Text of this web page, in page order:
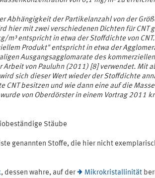
Abhängigkeit der Partikelanzahl von der
hier mit zwei verschiedenen Dichten für CNT
m³ entspricht in etwa der Stoffdichte von
Produkt" entspricht in etwa der
Ausgangsagglomarate des
Arbeit von Pauluhn (2011) [8] verwendet. Mit
sich dieser Wert wieder der Stoffdichte
CNT besitzen und wie dann eine auf die
von Oberdörster in einem Vortrag 2011
Stäube
genannten Stoffe, die hier nicht
, dessen wahre, auf der Mikrokristallinität